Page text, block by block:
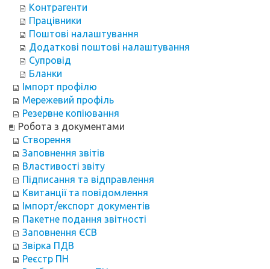
Контрагенти
Працівники
Поштові налаштування
Додаткові поштові налаштування
Супровід
Бланки
Імпорт профілю
Мережевий профіль
Резервне копіювання
Робота з документами
Створення
Заповнення звітів
Властивості звіту
Підписання та відправлення
Квитанції та повідомлення
Імпорт/експорт документів
Пакетне подання звітності
Заповнення ЄСВ
Звірка ПДВ
Реєстр ПН